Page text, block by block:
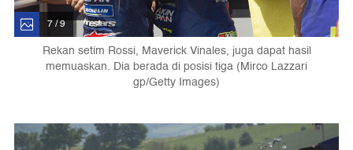
7 / 9
Rekan setim Rossi, Maverick Vinales, juga dapat hasil
memuaskan. Dia berada di posisi tiga (Mirco Lazzari
gp/Getty Images)